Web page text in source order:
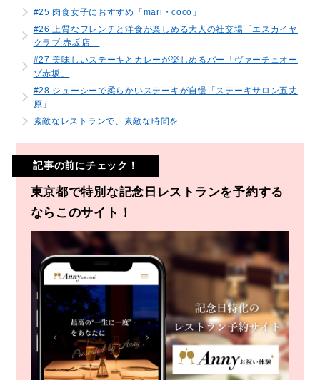
#25 肉食女子におすすめ「mari・coco」
#26 上質なフレンチと洋食が楽しめる大人の社交場「エスカイヤ
クラブ 赤坂店」
#27 美味しいステーキとカレーが楽しめるバー「ヴァーチュオー
ゾ赤坂」
#28 ジューシーで柔らかいステーキが自慢「ステーキサロン五丈
原」
素敵なレストランで、素敵な時間を
記事の前にチェック！
東京都で特別な記念日レストランを予約する
ならこのサイト！